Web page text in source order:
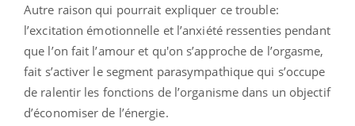
Autre raison qui pourrait expliquer ce trouble:
l’excitation émotionnelle et l’anxiété ressenties pendant
que l’on fait l’amour et qu'on s’approche de l’orgasme,
fait s’activer le segment parasympathique qui s’occupe
de ralentir les fonctions de l’organisme dans un objectif
d’économiser de l’énergie.